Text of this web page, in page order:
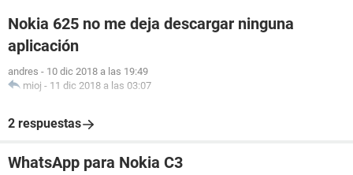
Nokia 625 no me deja descargar ninguna
aplicación
andres - 10 dic 2018 a las 19:49
mioj - 11 dic 2018 a las 03:07
2 respuestas
WhatsApp para Nokia C3